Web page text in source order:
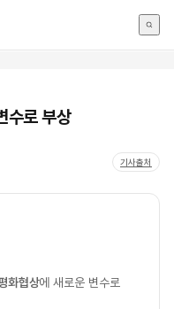
수로 부상
기사출처
화협상에 새로운 변수로